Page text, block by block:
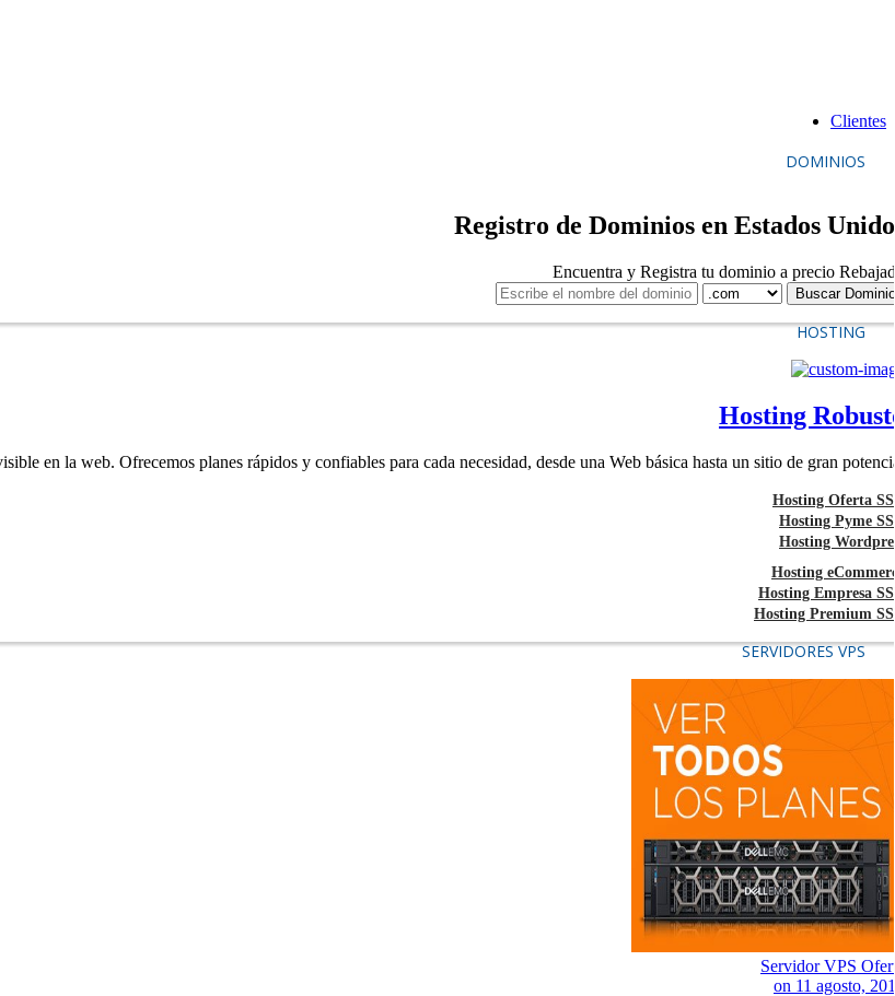
Clientes
DOMINIOS
Registro de Dominios en Estados
Encuentra y Registra tu dominio a precio
HOSTING
Hosting
en la web. Ofrecemos planes rápidos y confiables para cada necesidad, desde una Web básica hasta un sitio de gran
Hosting Oferta
Hosting Pyme
Hosting
Hosting
Hosting Empresa
Hosting Premium
SERVIDORES VPS
Servidor VPS
on 11 agosto,